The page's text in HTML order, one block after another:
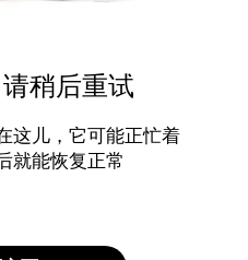
稍后重试
这儿，它可能正忙着
就能恢复正常